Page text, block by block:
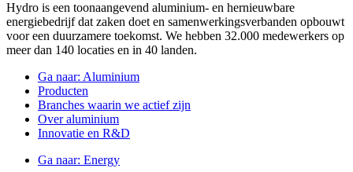
Hydro is een toonaangevend aluminium- en hernieuwbare
energiebedrijf dat zaken doet en samenwerkingsverbanden opbouwt
voor een duurzamere toekomst. We hebben 32.000 medewerkers op
meer dan 140 locaties en in 40 landen.
Ga naar: Aluminium
Producten
Branches waarin we actief zijn
Over aluminium
Innovatie en R&D
Ga naar: Energy